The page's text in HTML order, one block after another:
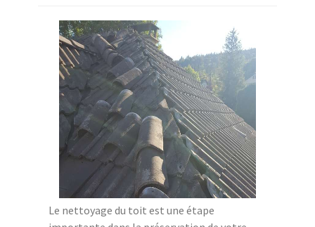
Le nettoyage du toit est une étape